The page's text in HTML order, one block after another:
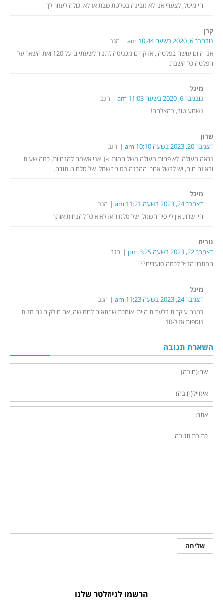
הי מיטל, לצערי אני לא מבינה בפלטת שבת אז לא יכולה לעזור לך
קרן
נובמבר 6, 2020 בשעה 10:44 am
הגב
אני היום עושה בפלטה , אז קודם מכניסה לתנור לשעתיים על 120 ואת השאר על
הפלטה כל השבת.
מיכל
נובמבר 6, 2020 בשעה 11:03 am
הגב
נשמע טוב, בהצלחה!
שרון
דצמבר 20, 2023 בשעה 10:10 am
הגב
נראה מעולה. לא פחות מעולה משל חמותי :-). אני אשמח להנחיות, כמה שעות
ובאיזה חום, יש לבשל אחרי ההכנה בסיר חשמלי של סלמור. תודה.
מיכל
דצמבר 24, 2023 בשעה 11:21 am
הגב
היי שרון, אין לי סיר חשמלי של סלמור אז לא אוכל להנחות אותך
נורית
דצמבר 22, 2023 בשעה 3:25 pm
הגב
המתכון הנ״ל לכמה סועדים??
מיכל
דצמבר 24, 2023 בשעה 11:23 am
הגב
כמנה עיקרית בלעדית הייתי אומרת שמתאים לחמישה, אם חולקים גם מנות
נוספות אז ל-10
השארת תגובה
הרשמו לניוזלטר שלנו